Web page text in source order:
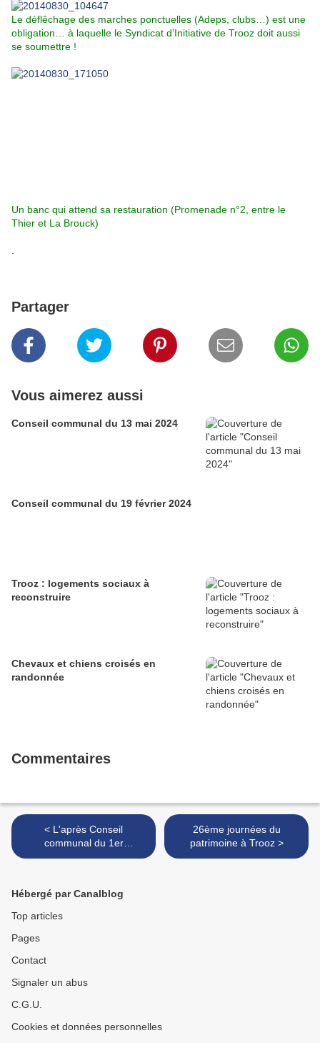
Le déflêchage des marches ponctuelles (Adeps, clubs…) est une
obligation… à laquelle le Syndicat d’Initiative de Trooz doit aussi
se soumettre !
Un banc qui attend sa restauration (Promenade n°2, entre le
Thier et La Brouck)
Partager
Vous aimerez aussi
Conseil communal du 13 mai 2024
Conseil communal du 19 février 2024
Trooz : logements sociaux à
reconstruire
Chevaux et chiens croisés en
randonnée
Commentaires
< L'après Conseil
communal du 1er
septembre 2014
26ème journées du
patrimoine à Trooz >
Hébergé par Canalblog
Top articles
Pages
Contact
Signaler un abus
C.G.U.
Cookies et données personnelles